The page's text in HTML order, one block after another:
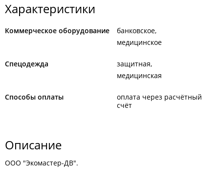
Характеристики
Коммерческое оборудование
банковское
медицинское
Спецодежда
защитная
медицинская
Способы оплаты
оплата через расчётный
счёт
Описание
ООО "Экомастер-ДВ".